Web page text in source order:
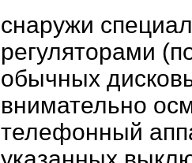
снаружи
регуляторами
обычных
внимательно
телефонный